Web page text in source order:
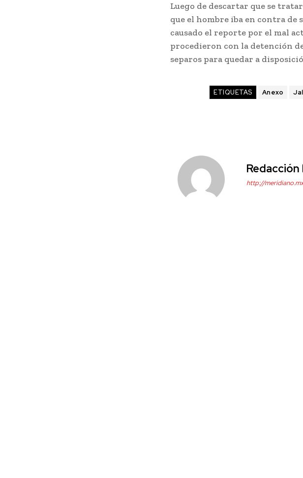
Luego de descartar que se
que el hombre iba en contra
causado el reporte por el mal
procedieron con la detención
separos para quedar a
ETIQUETAS Anexo
Redacción
http://